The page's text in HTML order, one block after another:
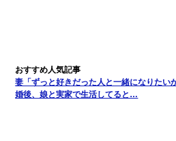
リしてた
ミスした新人(
)に冗談で「行為させ
妻「ずっと好きだった人と一緒になりた
婚後、娘と実家で生活してると…